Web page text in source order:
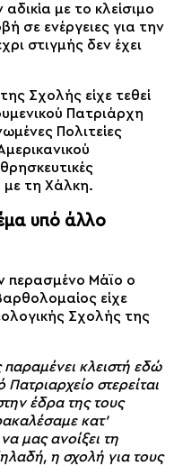
με το κλείσιμο
σε ενέργειες για την
στιγμής δεν έχει
Σχολής είχε τεθεί
Πατριάρχη
Πολιτείες
με τη Χάλκη.
υπό άλλο
περασμένο Μάϊο ο
είχε
Σχολής της
κλειστή εδώ
Πατριαρχείο στερείται
έδρα της τους
κατ’
μας ανοίξει τη
η σχολή για τους